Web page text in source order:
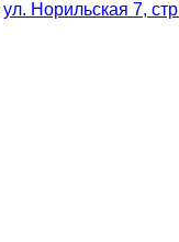
ул. Норильская 7,